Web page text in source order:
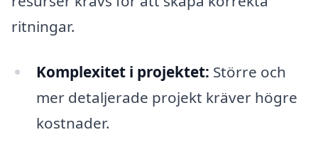
ritningar.
Komplexitet i projektet: Större och
mer detaljerade projekt kräver högre
kostnader.